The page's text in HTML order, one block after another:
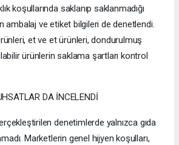
koşullarında saklanıp saklanmadığı
ambalaj ve etiket bilgileri de denetlendi.
et ve et ürünleri, dondurulmuş
ürünlerin saklama şartları kontrol
DA İNCELENDİ
denetimlerde yalnızca gıda
Marketlerin genel hijyen koşulları,